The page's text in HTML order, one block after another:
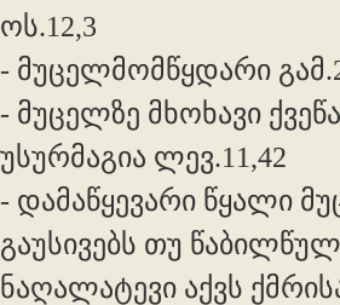
ოს.12,3
- მუცელმომწყდარი
- მუცელზე მხოხავი
უსურმაგია ლევ.11,42
- დამაწყევარი წყალი
გაუსივებს თუ
ნაღალატევი აქვს